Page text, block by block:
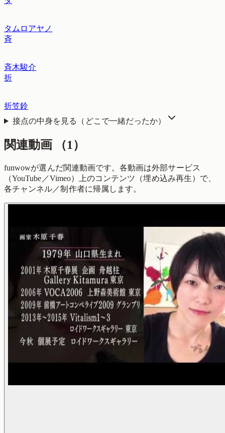
タムロアヤノ
斉
斉木駿介
折
折笠鈴
接点の中身を見る（どこで一緒だったか）
関連動画 （1）
funwowが選んだ関連動画です。各動画は外部サービス
（YouTube／Vimeo）上のコンテンツ（埋め込み再生）で、
各チャンネル／制作者に帰属します。